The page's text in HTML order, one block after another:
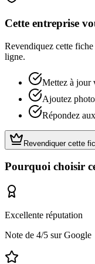
Cette entreprise
Revendiquez cette
ligne.
Mettez à jour
Ajoutez
Répondez
Revendiquer cette
Pourquoi choisir
Excellente réputation
Note de 4/5 sur Google